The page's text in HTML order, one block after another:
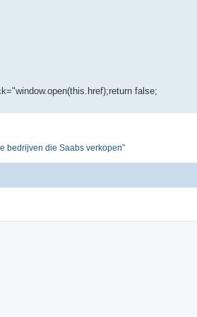
false;
bedrijven die Saabs verkopen”